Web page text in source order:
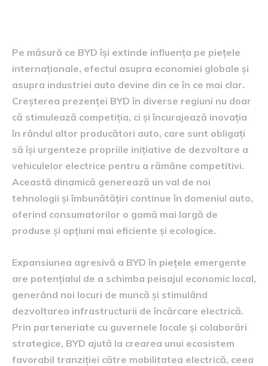
Pe măsură ce BYD își extinde influența pe piețele
internaționale, efectul asupra economiei globale și
asupra industriei auto devine din ce în ce mai clar.
Creșterea prezenței BYD în diverse regiuni nu doar
că stimulează competiția, ci și încurajează inovația
în rândul altor producători auto, care sunt obligați
să își urgenteze propriile inițiative de dezvoltare a
vehiculelor electrice pentru a rămâne competitivi.
Această dinamică generează un val de noi
tehnologii și îmbunătățiri continue în domeniul auto,
oferind consumatorilor o gamă mai largă de
produse și opțiuni mai eficiente și ecologice.
Expansiunea agresivă a BYD în piețele emergente
are potențialul de a schimba peisajul economic local,
generând noi locuri de muncă și stimulând
dezvoltarea infrastructurii de încărcare electrică.
Prin parteneriate cu guvernele locale și colaborări
strategice, BYD ajută la crearea unui ecosistem
favorabil tranziției către mobilitatea electrică, ceea